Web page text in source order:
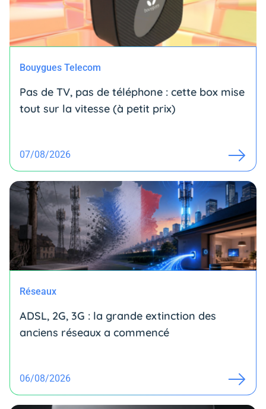
Bouygues Telecom
Pas de TV, pas de téléphone : cette box mise
tout sur la vitesse (à petit prix)
07/08/2026
Réseaux
ADSL, 2G, 3G : la grande extinction des
anciens réseaux a commencé
06/08/2026